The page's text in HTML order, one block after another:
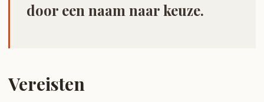
door een naam naar keuze.
Vereisten